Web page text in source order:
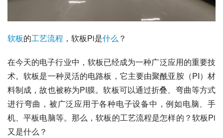
软板的工艺流程 ，软板Pi是什么 ？
在今天的电子行业中，软板已经成为一种广泛应用的重要技
术。软板是一种灵活的电路板，它主要由聚酰亚胺（PI）材
料制成，故也被称为PI膜。软板可以通过折叠、弯曲等方式
进行弯曲，被广泛应用于各种电子设备中，例如电脑、手
机、平板电脑等。那么，软板的工艺流程是怎样的？软板Pi
又是什么？